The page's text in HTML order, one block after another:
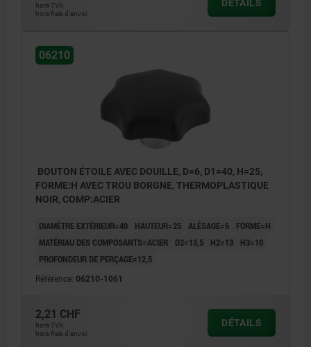
hors TVA
hors frais d’envoi
DÉTAILS
06210
BOUTON ÉTOILE AVEC DOUILLE, D=6, D1=40, H=25,
FORME:H AVEC TROU BORGNE, THERMOPLASTIQUE
NOIR, COMP:ACIER
DIAMÈTRE EXTÉRIEUR=40 HAUTEUR=25 ALÉSAGE=6
FORME=H
MATÉRIAU DES COMPOSANTS=ACIER
D2=13,5 H2=13
H3=10
PROFONDEUR DE PERÇAGE=12,5
Référence: 06210-1061
2,21 CHF
hors TVA
hors frais d’envoi
DÉTAILS